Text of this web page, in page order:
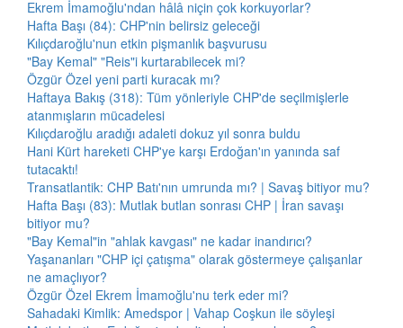
Ekrem İmamoğlu'ndan hâlâ niçin çok korkuyorlar?
Hafta Başı (84): CHP'nin belirsiz geleceği
Kılıçdaroğlu'nun etkin pişmanlık başvurusu
"Bay Kemal" "Reis"i kurtarabilecek mi?
Özgür Özel yeni parti kuracak mı?
Haftaya Bakış (318): Tüm yönleriyle CHP'de seçilmişlerle
atanmışların mücadelesi
Kılıçdaroğlu aradığı adaleti dokuz yıl sonra buldu
Hani Kürt hareketi CHP'ye karşı Erdoğan'ın yanında saf
tutacaktı!
Transatlantik: CHP Batı'nın umrunda mı? | Savaş bitiyor mu?
Hafta Başı (83): Mutlak butlan sonrası CHP | İran savaşı
bitiyor mu?
"Bay Kemal"in "ahlak kavgası" ne kadar inandırıcı?
Yaşananları "CHP içi çatışma" olarak göstermeye çalışanlar
ne amaçlıyor?
Özgür Özel Ekrem İmamoğlu'nu terk eder mi?
Sahadaki Kimlik: Amedspor | Vahap Coşkun ile söyleşi